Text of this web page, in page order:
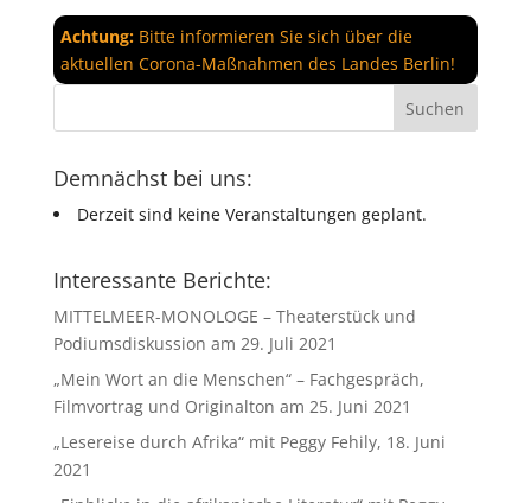
Achtung:Bitte informieren Sie sich über die
aktuellen Corona-Maßnahmen des Landes Berlin!
Demnächst bei uns:
Derzeit sind keine Veranstaltungen geplant.
Interessante Berichte:
MITTELMEER-MONOLOGE – Theaterstück und
Podiumsdiskussion am 29. Juli 2021
„Mein Wort an die Menschen“ – Fachgespräch,
Filmvortrag und Originalton am 25. Juni 2021
„Lesereise durch Afrika“ mit Peggy Fehily, 18. Juni
2021